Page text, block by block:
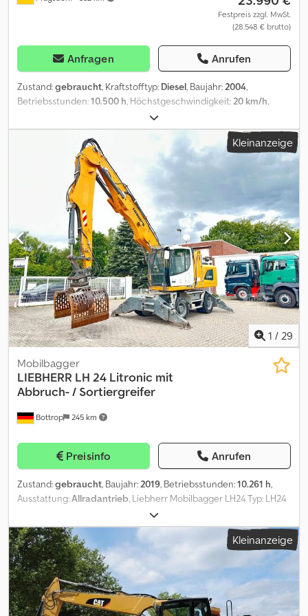
Errors, changes and prior sale reserved. Irrtümer vorbehalten
Gerne nehmen wir Ihr gebrauchtes Fahrzeug in Zahlung.
NUTZFAHRZEUGE GMBH Wir sprechen: Deutsch, English, Spanish,
Polnisch, Ukrainisch, Russisch, Bulgarisch. ----.
Festpreis zzgl. MwSt.
(28.548 € brutto)
Anfragen Anrufen
Zustand:gebraucht, Kraftstofftyp: Diesel, Baujahr:2004,
Betriebsstunden:10.500 h, Höchstgeschwindigkeit:20 km/h,
, Betriebsstunden:10500_____MobilbaggerInkl
usive Grabenräumschaufel 1,6 m,Lagerort:Kunde Csdszr A Tbepfx
Kleinanzeige
1 / 29
Bottrop 245 km
Mobilbagger
LIEBHERR LH 24 Litronic mit
Abbruch- / Sortiergreifer
Preisinfo Anrufen
Zustand:gebraucht, Baujahr:2019, Betriebsstunden:10.261 h,
Ausstattung:Allradantrieb, Liebherr Mobilbagger LH24 Typ: LH24
LITRONIC Bj. 2019 Seriennummer : WLHZ1251TZK117267
Arbeitstunden : 10261 h 4 Zylinder Liebherr Motor 105 KW 4x Hydrl.
Abstützpunkte Csdszq Ilajpfx Ab Rsrf + Liebherr SG25 Abbruch- /
Sortiergreifer Gerne unterstützen wir Sie auch im Bereich
Finanzierung/Leasing mit unserem Partnern. Alle Angaben ohne
Gewähr. Irrtum und Zwischenhandel vorbehalten.
Kleinanzeige